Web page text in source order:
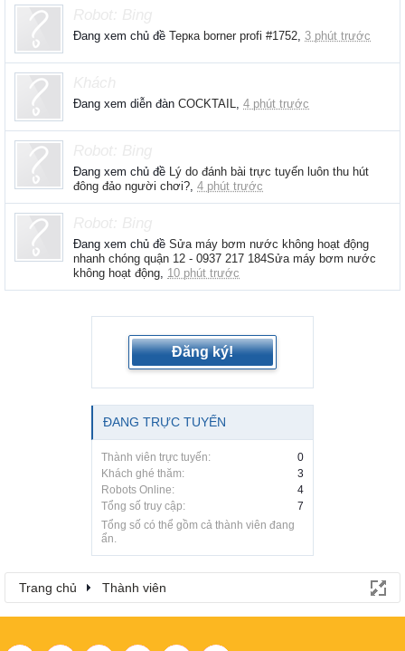
Đang xem chủ đề Терка borner profi #1752, 3 phút trước
Đang xem diễn đàn COCKTAIL, 4 phút trước
Đang xem chủ đề Lý do đánh bài trực tuyến luôn thu hút
đông đảo người chơi?, 4 phút trước
Đang xem chủ đề Sửa máy bơm nước không hoạt động
nhanh chóng quận 12 - 0937 217 184Sửa máy bơm nước
không hoạt động, 10 phút trước
Đăng ký!
ĐANG TRỰC TUYẾN
Thành viên trực tuyến:
0
Khách ghé thăm:
3
Robots Online:
4
Tổng số truy cập:
7
Tổng số có thể gồm cả thành viên đang
ẩn.
Trang chủ Thành viên